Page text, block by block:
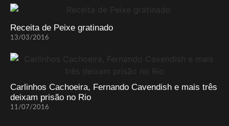
Receita de Peixe gratinado
13/03/2016
Carlinhos Cachoeira, Fernando Cavendish e mais três
deixam prisão no Rio
11/07/2016